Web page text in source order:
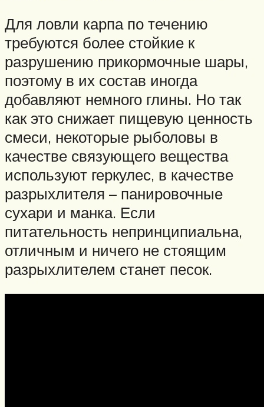
Для ловли карпа по течению
требуются более стойкие к
разрушению прикормочные шары,
поэтому в их состав иногда
добавляют немного глины. Но так
как это снижает пищевую ценность
смеси, некоторые рыболовы в
качестве связующего вещества
используют геркулес, в качестве
разрыхлителя – панировочные
сухари и манка. Если
питательность непринципиальна,
отличным и ничего не стоящим
разрыхлителем станет песок.